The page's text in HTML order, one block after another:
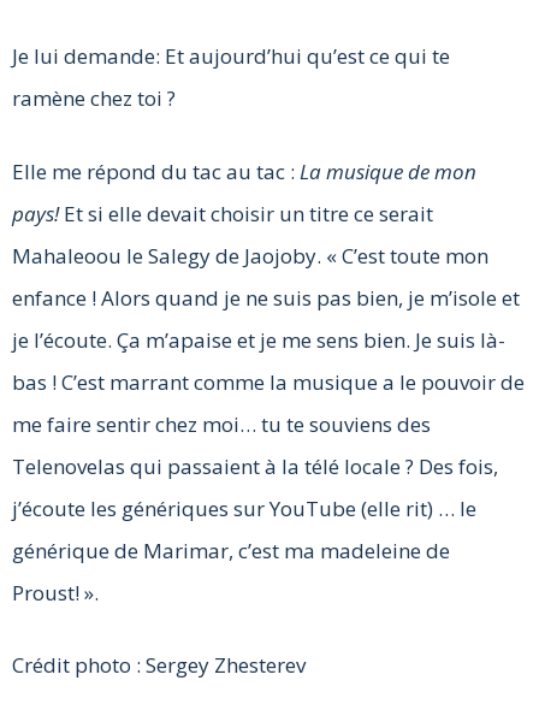
Je lui demande: Et aujourd’hui qu’est ce qui te
ramène chez toi ?
Elle me répond du tac au tac : La musique de mon
pays!Et si elle devait choisir un titre ce serait
Mahaleoou le Salegy de Jaojoby. « C’est toute mon
enfance ! Alors quand je ne suis pas bien, je m’isole et
je l’écoute. Ça m’apaise et je me sens bien. Je suis là-
bas ! C’est marrant comme la musique a le pouvoir de
me faire sentir chez moi… tu te souviens des
Telenovelas qui passaient à la télé locale ? Des fois,
j’écoute les génériques sur YouTube (elle rit) … le
générique de Marimar, c’est ma madeleine de
Proust! ».
Crédit photo : Sergey Zhesterev